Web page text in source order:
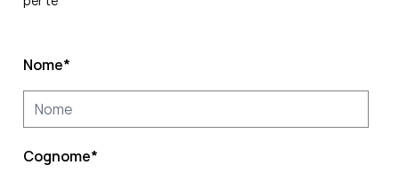
Nome*
Cognome*